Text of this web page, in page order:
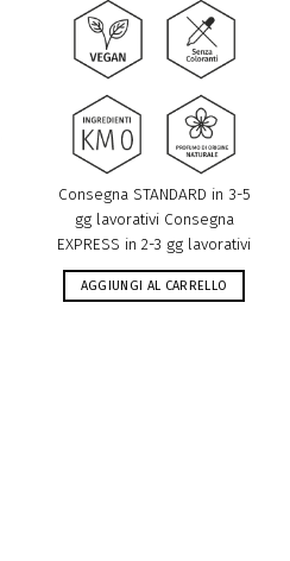
Consegna STANDARD in 3-5
gg lavorativi Consegna
EXPRESS in 2-3 gg lavorativi
AGGIUNGI AL CARRELLO